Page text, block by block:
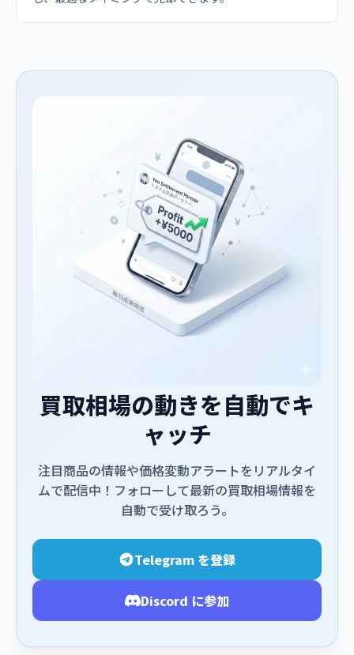
買取相場の動きを自動でキ
ャッチ
注目商品の情報や価格変動アラートをリアルタイ
ムで配信中！フォローして最新の買取相場情報を
自動で受け取ろう。
Telegram を登録
Discord に参加